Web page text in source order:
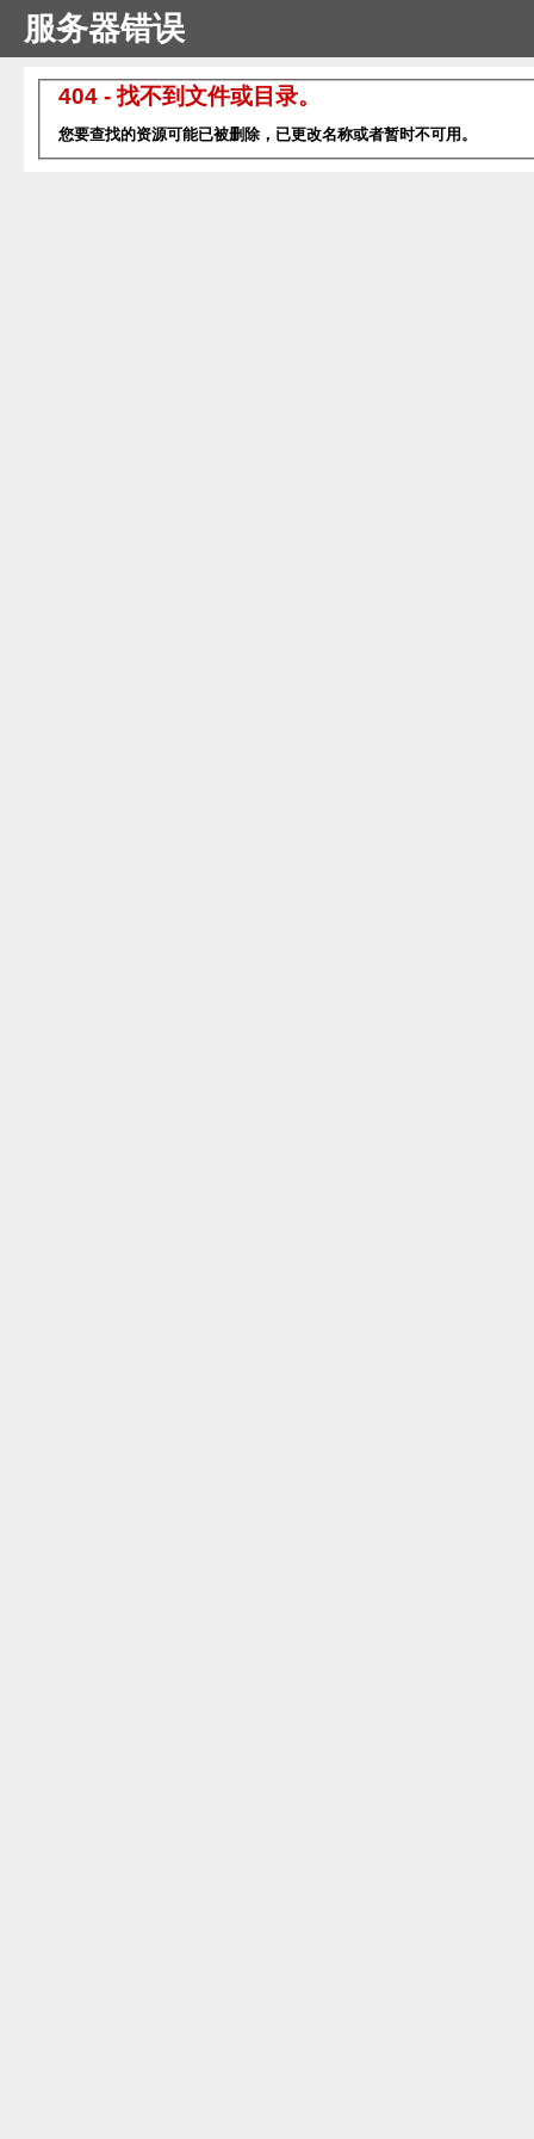
服务器错误
404 - 找不到文件或目录。
您要查找的资源可能已被删除，已更改名称或者暂时不可用。